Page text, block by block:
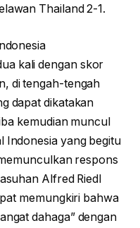
Thailand 2-1.
kali dengan skor
di tengah-tengah
dapat dikatakan
kemudian muncul
Indonesia yang begitu
respons
Alfred Riedl
memungkiri bahwa
dahaga” dengan